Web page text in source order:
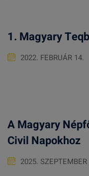
1. Magyary
2022. FEBRUÁR 14.
A Magyary
Civil Napokhoz
2025. SZEPTEMBER